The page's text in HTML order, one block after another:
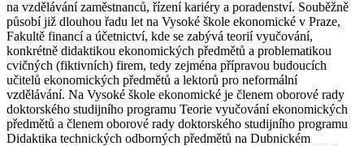
na vzdělávání zaměstnanců, řízení kariéry a poradenství. Souběžně
působí již dlouhou řadu let na Vysoké škole ekonomické v Praze,
Fakultě financí a účetnictví, kde se zabývá teorií vyučování,
konkrétně didaktikou ekonomických předmětů a problematikou
cvičných (fiktivních) firem, tedy zejména přípravou budoucích
učitelů ekonomických předmětů a lektorů pro neformální
vzdělávání. Na Vysoké škole ekonomické je členem oborové rady
doktorského studijního programu Teorie vyučování ekonomických
předmětů a členem oborové rady doktorského studijního programu
Didaktika technických odborných předmětů na Dubnickém